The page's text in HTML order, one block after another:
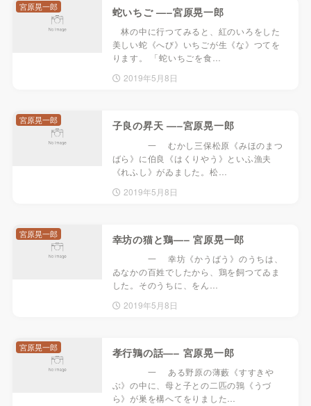
蛇いちご —–宮原晃一郎
林の中に行つてみると、紅のいろをした
美しい蛇《へび》いちごが生《な》つてを
ります。 「蛇いちごを食…
2019年5月8日
宮原晃一郎
子良の昇天 —–宮原晃一郎
一 むかし三保松原《みほのまつ
ばら》に伯良《はくりやう》といふ漁夫
《れふし》がゐました。松…
2019年5月8日
宮原晃一郎
幸坊の猫と鶏—– 宮原晃一郎
一 幸坊《かうばう》のうちは、
ゐなかの百姓でしたから、鶏を飼つてゐま
した。そのうちに、をん…
2019年5月8日
宮原晃一郎
孝行鶉の話—– 宮原晃一郎
一 ある野原の薄藪《すすきや
ぶ》の中に、母と子との二匹の鶉《うづ
ら》が巣を構へてをりました…
宮原晃一郎